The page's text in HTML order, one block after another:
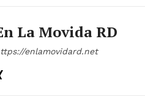
La Movida RD
enlamovidard.net